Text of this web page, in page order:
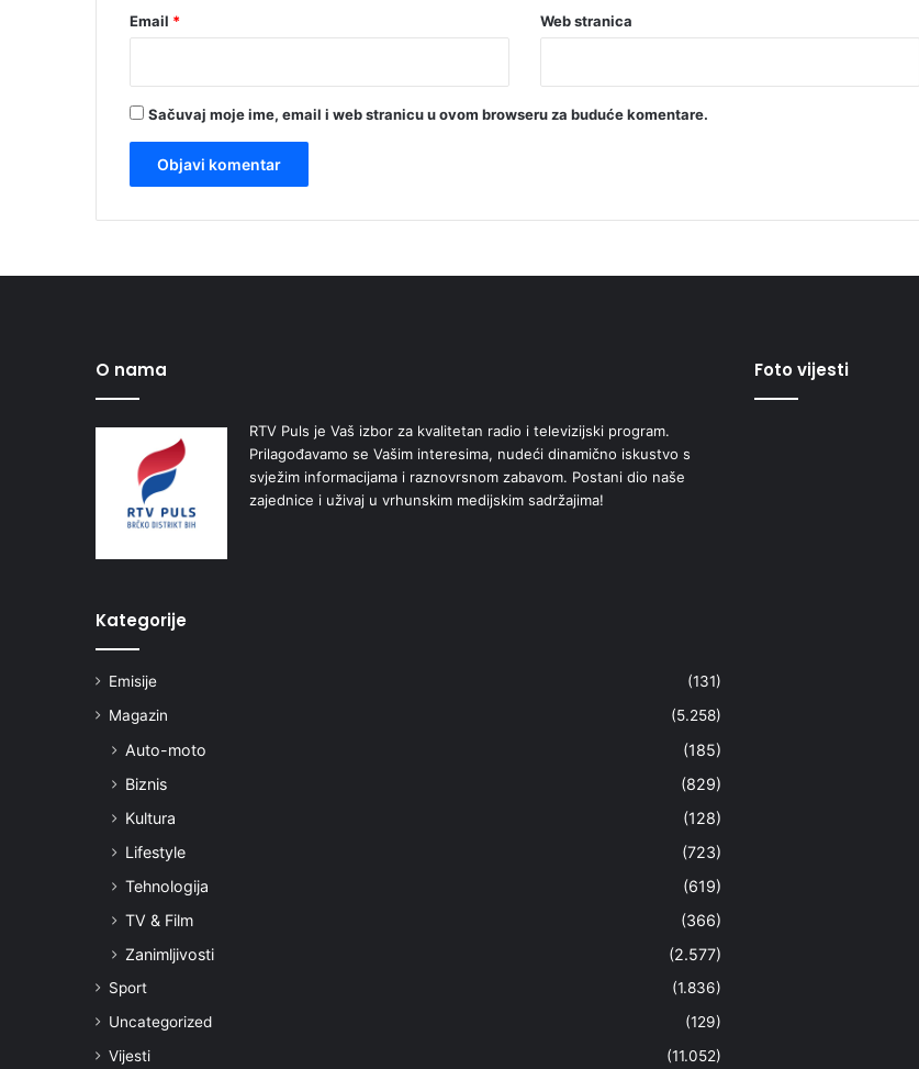
Email * Web stranica
Sačuvaj moje ime, email i web stranicu u ovom browseru za buduće komentare.
O nama
RTV Puls je Vaš izbor za kvalitetan radio i televizijski program.
Prilagođavamo se Vašim interesima, nudeći dinamično iskustvo s
svježim informacijama i raznovrsnom zabavom. Postani dio naše
zajednice i uživaj u vrhunskim medijskim sadržajima!
Kategorije
Emisije
(131)
Magazin
(5.258)
Auto-moto
(185)
Biznis
(829)
Kultura
(128)
Lifestyle
(723)
Tehnologija
(619)
TV & Film
(366)
Zanimljivosti
(2.577)
Sport
(1.836)
Uncategorized
(129)
Vijesti
(11.052)
Foto vijesti